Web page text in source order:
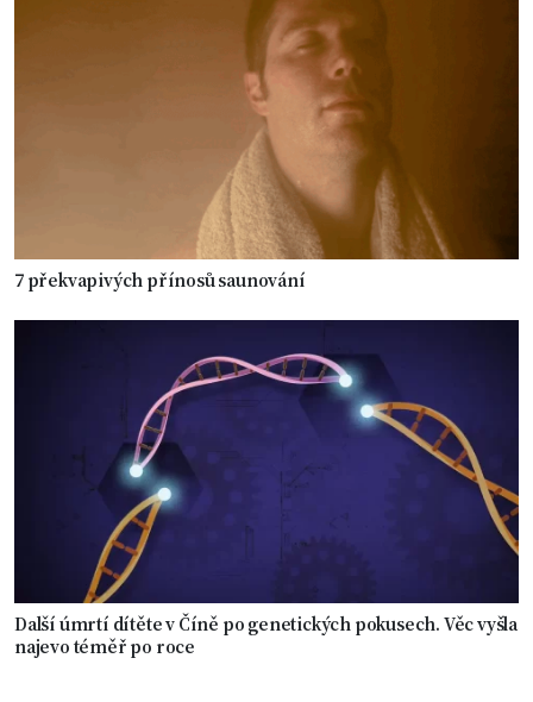
7 překvapivých přínosů saunování
Další úmrtí dítěte v Číně po genetických pokusech. Věc vyšla
najevo téměř po roce